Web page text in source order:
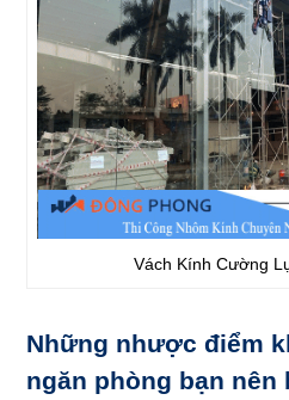
Vách Kính Cường
Những nhược điểm
ngăn phòng bạn nên